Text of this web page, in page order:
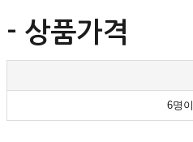
- 상품가격
6명